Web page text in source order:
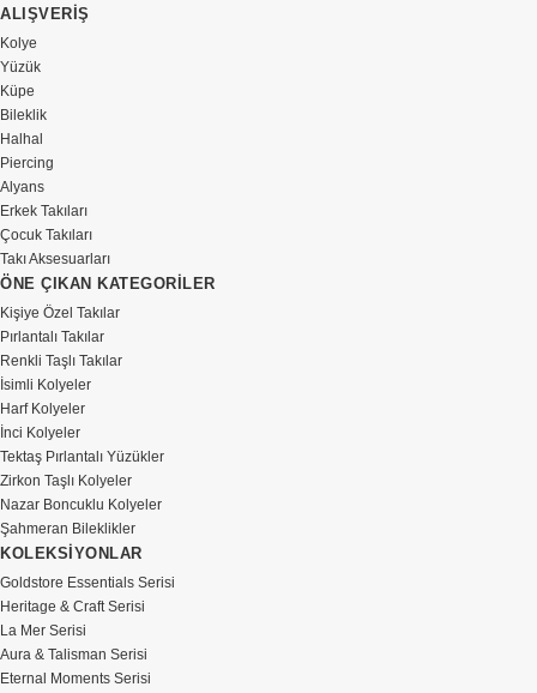
ALIŞVERİŞ
Kolye
Yüzük
Küpe
Bileklik
Halhal
Piercing
Alyans
Erkek Takıları
Çocuk Takıları
Takı Aksesuarları
ÖNE ÇIKAN KATEGORİLER
Kişiye Özel Takılar
Pırlantalı Takılar
Renkli Taşlı Takılar
İsimli Kolyeler
Harf Kolyeler
İnci Kolyeler
Tektaş Pırlantalı Yüzükler
Zirkon Taşlı Kolyeler
Nazar Boncuklu Kolyeler
Şahmeran Bileklikler
KOLEKSİYONLAR
Goldstore Essentials Serisi
Heritage & Craft Serisi
La Mer Serisi
Aura & Talisman Serisi
Eternal Moments Serisi